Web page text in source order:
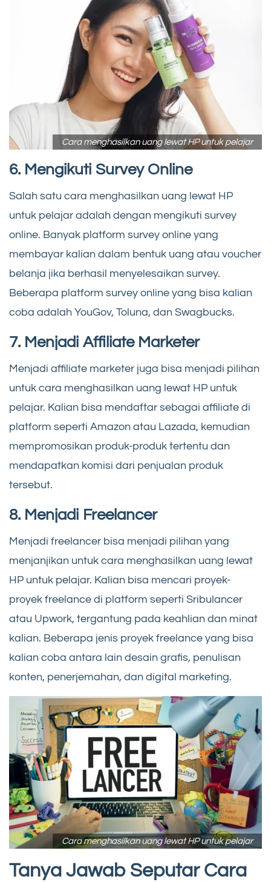
Cara menghasilkan uang lewat HP untuk pelajar
6. Mengikuti Survey Online
Salah satu cara menghasilkan uang lewat HP
untuk pelajar adalah dengan mengikuti survey
online. Banyak platform survey online yang
membayar kalian dalam bentuk uang atau voucher
belanja jika berhasil menyelesaikan survey.
Beberapa platform survey online yang bisa kalian
coba adalah YouGov, Toluna, dan Swagbucks.
7. Menjadi Affiliate Marketer
Menjadi affiliate marketer juga bisa menjadi pilihan
untuk cara menghasilkan uang lewat HP untuk
pelajar. Kalian bisa mendaftar sebagai affiliate di
platform seperti Amazon atau Lazada, kemudian
mempromosikan produk-produk tertentu dan
mendapatkan komisi dari penjualan produk
tersebut.
8. Menjadi Freelancer
Menjadi freelancer bisa menjadi pilihan yang
menjanjikan untuk cara menghasilkan uang lewat
HP untuk pelajar. Kalian bisa mencari proyek-
proyek freelance di platform seperti Sribulancer
atau Upwork, tergantung pada keahlian dan minat
kalian. Beberapa jenis proyek freelance yang bisa
kalian coba antara lain desain grafis, penulisan
konten, penerjemahan, dan digital marketing.
Cara menghasilkan uang lewat HP untuk pelajar
Tanya Jawab Seputar Cara